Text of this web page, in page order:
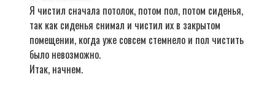
Я чистил сначала потолок, потом пол, потом сиденья,
так как сиденья снимал и чистил их в закрытом
помещении, когда уже совсем стемнело и пол чистить
было невозможно.
Итак, начнем.